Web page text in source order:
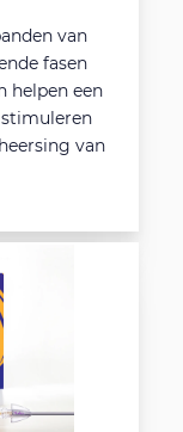
van
fasen
helpen een
van